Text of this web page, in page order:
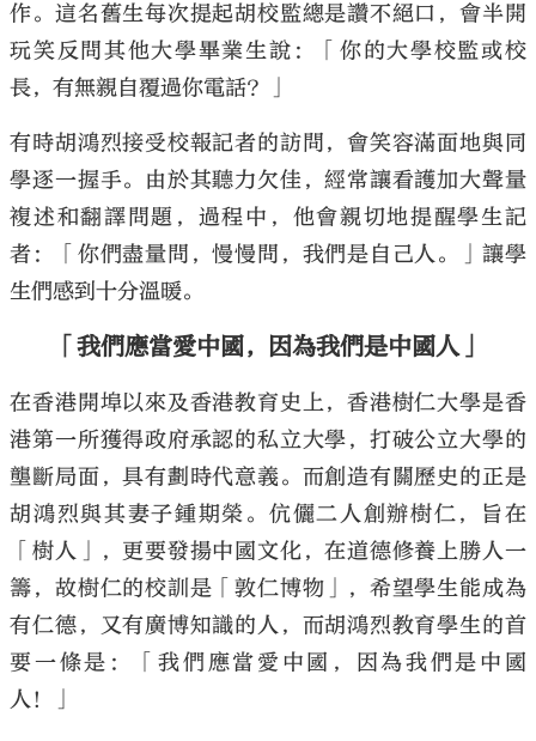
作。這名舊生每次提起胡校監總是讚不絕口，會半開
玩笑反問其他大學畢業生說：「你的大學校監或校
長，有無親自覆過你電話？」
有時胡鴻烈接受校報記者的訪問，會笑容滿面地與同
學逐一握手。由於其聽力欠佳，經常讓看護加大聲量
複述和翻譯問題，過程中，他會親切地提醒學生記
者：「你們盡量問，慢慢問，我們是自己人。」讓學
生們感到十分溫暖。
「我們應當愛中國，因為我們是中國人」
在香港開埠以來及香港教育史上，香港樹仁大學是香
港第一所獲得政府承認的私立大學，打破公立大學的
壟斷局面，具有劃時代意義。而創造有關歷史的正是
胡鴻烈與其妻子鍾期榮。伉儷二人創辦樹仁，旨在
「樹人」，更要發揚中國文化，在道德修養上勝人一
籌，故樹仁的校訓是「敦仁博物」，希望學生能成為
有仁德，又有廣博知識的人，而胡鴻烈教育學生的首
要一條是：「我們應當愛中國，因為我們是中國
人！」